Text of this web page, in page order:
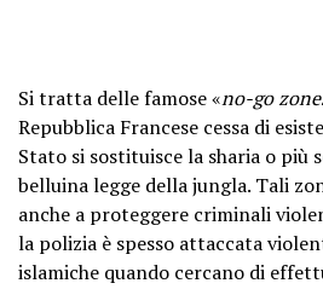
Si tratta delle famose «no-go
Repubblica Francese cessa di
Stato si sostituisce la sharia o più
belluina legge della jungla. Tali
anche a proteggere criminali
la polizia è spesso attaccata
islamiche quando cercano di